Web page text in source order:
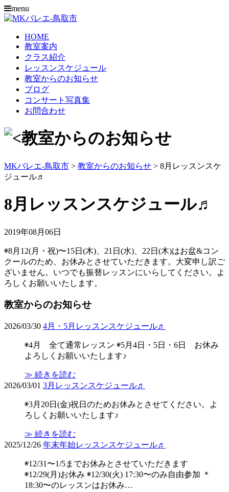
menu
HOME
教室案内
クラス紹介
レッスンスケジュール
教室からのお知らせ
ブログ
コンサート写真集
お問合わせ
MKバレエ-鳥取市 > 教室からのお知らせ > 8月レッスンスケ
ジュール♬
8月レッスンスケジュール♬
2019年08月06日
◉8月12(月・祝)〜15日(木)、21日(水)、22日(木)はお盆&コン
クールのため、お休みとさせていただきます。大変申し訳ご
ざいません。いつでも振替レッスンにいらしてください。よ
ろしくお願いいたします。
教室からのお知らせ
2026/03/30 4月・5月レッスンスケジュール♬
◉4月 全て通常レッスン ◉5月4日・5日・6日 お休み
よろしくお願いいたします♪
≫ 続きを読む
2026/03/01 3月レッスンスケジュール♬
◉3月20日(金)祝日のためお休みとさせてください。よ
ろしくお願いいたします♪
≫ 続きを読む
2025/12/26 年末年始レッスンスケジュール♬
◉12/31〜1/5までお休みとさせていただきます
◉12/29(月)お休み ◉12/30(火) 17:30〜のみ自由参加 ＊
18:30〜のレッスンはお休み…